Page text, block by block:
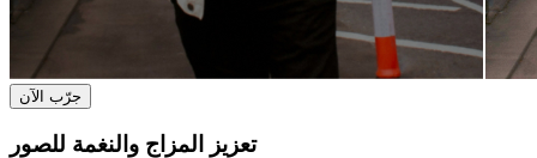
جرّب الآن
تعزيز المزاج والنغمة للصور